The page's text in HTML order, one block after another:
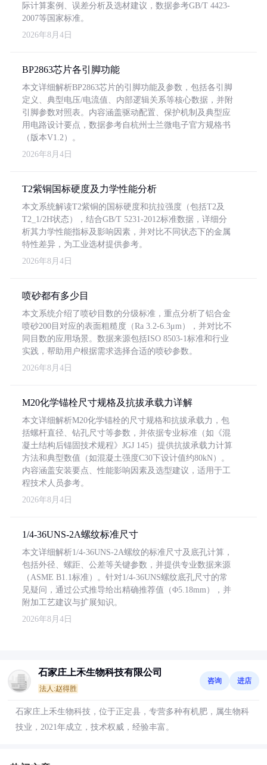
际计算案例、误差分析及选材建议，数据参考GB/T 4423-
2007等国家标准。
2026年8月4日
BP2863芯片各引脚功能
本文详细解析BP2863芯片的引脚功能及参数，包括各引脚
定义、典型电压/电流值、内部逻辑关系等核心数据，并附
引脚参数对照表。内容涵盖驱动配置、保护机制及典型应
用电路设计要点，数据参考自杭州士兰微电子官方规格书
（版本V1.2）。
2026年8月4日
T2紫铜国标硬度及力学性能分析
本文系统解读T2紫铜的国标硬度和抗拉强度（包括T2及
T2_1/2H状态），结合GB/T 5231-2012标准数据，详细分
析其力学性能指标及影响因素，并对比不同状态下的金属
特性差异，为工业选材提供参考。
2026年8月4日
喷砂都有多少目
本文系统介绍了喷砂目数的分级标准，重点分析了铝合金
喷砂200目对应的表面粗糙度（Ra 3.2-6.3μm），并对比不
同目数的应用场景。数据来源包括ISO 8503-1标准和行业
实践，帮助用户根据需求选择合适的喷砂参数。
2026年8月4日
M20化学锚栓尺寸规格及抗拔承载力详解
本文详细解析M20化学锚栓的尺寸规格和抗拔承载力，包
括螺杆直径、钻孔尺寸等参数，并依据专业标准（如《混
凝土结构后锚固技术规程》JGJ 145）提供抗拔承载力计算
方法和典型数值（如混凝土强度C30下设计值约80kN）。
内容涵盖安装要点、性能影响因素及选型建议，适用于工
程技术人员参考。
2026年8月4日
1/4-36UNS-2A螺纹标准尺寸
本文详细解析1/4-36UNS-2A螺纹的标准尺寸及底孔计算，
包括外径、螺距、公差等关键参数，并提供专业数据来源
（ASME B1.1标准）。针对1/4-36UNS螺纹底孔尺寸的常
见疑问，通过公式推导给出精确推荐值（Φ5.18mm），并
附加工艺建议与扩展知识。
2026年8月4日
石家庄上禾生物科技有限公司
法人:赵得胜
咨询 进店
石家庄上禾生物科技，位于正定县，专营多种有机肥，属生物科
技业，2021年成立，技术权威，经验丰富。